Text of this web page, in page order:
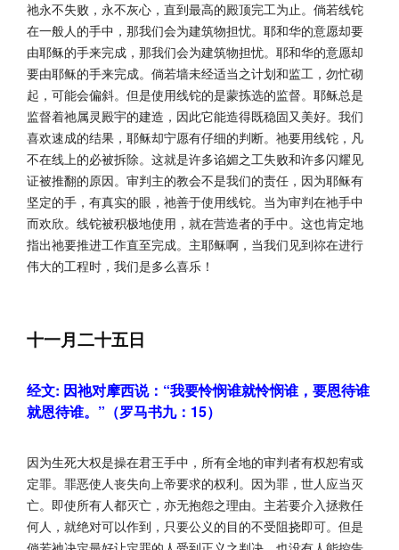
祂永不失败，永不灰心，直到最高的殿顶完工为止。倘若线铊
在一般人的手中，那我们会为建筑物担忧。耶和华的意愿却要
由耶稣的手来完成，那我们会为建筑物担忧。耶和华的意愿却
要由耶稣的手来完成。倘若墙未经适当之计划和监工，勿忙砌
起，可能会偏斜。但是使用线铊的是蒙拣选的监督。耶稣总是
监督着祂属灵殿宇的建造，因此它能造得既稳固又美好。我们
喜欢速成的结果，耶稣却宁愿有仔细的判断。祂要用线铊，凡
不在线上的必被拆除。这就是许多谄媚之工失败和许多闪耀见
证被推翻的原因。审判主的教会不是我们的责任，因为耶稣有
坚定的手，有真实的眼，祂善于使用线铊。当为审判在祂手中
而欢欣。线铊被积极地使用，就在营造者的手中。这也肯定地
指出祂要推进工作直至完成。主耶稣啊，当我们见到祢在进行
伟大的工程时，我们是多么喜乐！
十一月二十五日
经文: 因祂对摩西说：“我要怜悯谁就怜悯谁，要恩待谁
就恩待谁。”（罗马书九：15）
因为生死大权是操在君王手中，所有全地的审判者有权恕宥或
定罪。罪恶使人丧失向上帝要求的权利。因为罪，世人应当灭
亡。即使所有人都灭亡，亦无抱怨之理由。主若要介入拯救任
何人，就绝对可以作到，只要公义的目的不受阻挠即可。但是